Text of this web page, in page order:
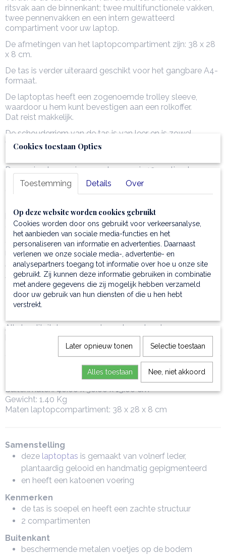
ritsvak aan de binnenkant; twee multifunctionele vakken,
twee pennenvakken en een intern gewatteerd
compartiment voor uw laptop.
De afmetingen van het laptopcompartiment zijn: 38 x 28
x 8 cm.
De tas is verder uiteraard geschikt voor het gangbare A4-
formaat.
De laptoptas heeft een zogenoemde trolley sleeve,
waardoor u hem kunt bevestigen aan een rolkoffer.
Dat reist makkelijk.
De schouderriem van de tas is van leer en is zowel
verstelbaar als afneembaar.
Zo kunt u kiezen hoe u de tas het liefste draagt.
De maximale opening van de greep is 12 centimeter.
De minimale lengte van de schouderriem is 93 centimeter
en de maximale lengte is 1 meter en 13 centimeter.
De wijdte van het pc-compartiment is 38 centimeter; de
hoogte ervan is 28 centimeter en de diepte is 8
centimeter.
Op de bodem heeft deze laptoptas beschermende
metalen voetjes.
Verder is de kantoortas nog voorzien van een vak aan de
voorkant - met sluiting. De tas sluit met een ritssluiting.
De hardware is antiek koperkleurig en verder nikkel.
Alle kwaliteitstassen worden geleverd met een
beschermende stofzak; deze ook.
HANDIG OM TE WETEN:
Buitenmaten: 40.00 x 30.00 x 15.00 cm
Gewicht: 1.40 Kg
Maten laptopcompartiment: 38 x 28 x 8 cm
Samenstelling
deze laptoptas is gemaakt van volnerf leder,
plantaardig gelooid en handmatig gepigmenteerd
en heeft een katoenen voering
Kenmerken
de tas is soepel en heeft een zachte structuur
2 compartimenten
Buitenkant
beschermende metalen voetjes op de bodem
Cookies toestaan Opties
Toestemming Details Over
Op deze website worden cookies gebruikt
Cookies worden door ons gebruikt voor verkeersanalyse,
het aanbieden van sociale media-functies en het
personaliseren van informatie en advertenties. Daarnaast
verlenen we onze sociale media-, advertentie- en
analysepartners toegang tot informatie over hoe u onze site
gebruikt. Zij kunnen deze informatie gebruiken in combinatie
met andere gegevens die zij mogelijk hebben verzameld
door uw gebruik van hun diensten of die u hen hebt
verstrekt.
Later opnieuw tonen Selectie toestaan
Alles toestaan Nee, niet akkoord